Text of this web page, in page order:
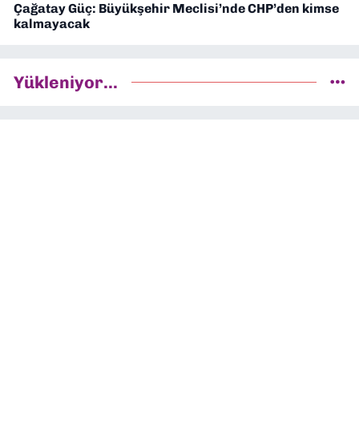
Çağatay Güç: Büyükşehir Meclisi’nde CHP’den kimse
kalmayacak
Yükleniyor...